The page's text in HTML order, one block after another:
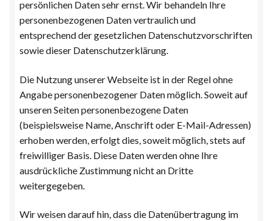
Impressum
Solos
Spree & Mowitz
Texte
persönlichen Daten sehr ernst. Wir behandeln Ihre
personenbezogenen Daten vertraulich und
entsprechend der gesetzlichen Datenschutzvorschriften
sowie dieser Datenschutzerklärung.
Die Nutzung unserer Webseite ist in der Regel ohne
Angabe personenbezogener Daten möglich. Soweit auf
unseren Seiten personenbezogene Daten
(beispielsweise Name, Anschrift oder E-Mail-Adressen)
erhoben werden, erfolgt dies, soweit möglich, stets auf
freiwilliger Basis. Diese Daten werden ohne Ihre
ausdrückliche Zustimmung nicht an Dritte
weitergegeben.
Wir weisen darauf hin, dass die Datenübertragung im